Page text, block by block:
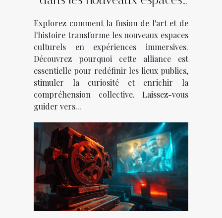
Explorez comment la fusion de l'art et de
l'histoire transforme les nouveaux espaces
culturels en expériences immersives.
Découvrez pourquoi cette alliance est
essentielle pour redéfinir les lieux publics,
stimuler la curiosité et enrichir la
compréhension collective. Laissez-vous
guider vers...